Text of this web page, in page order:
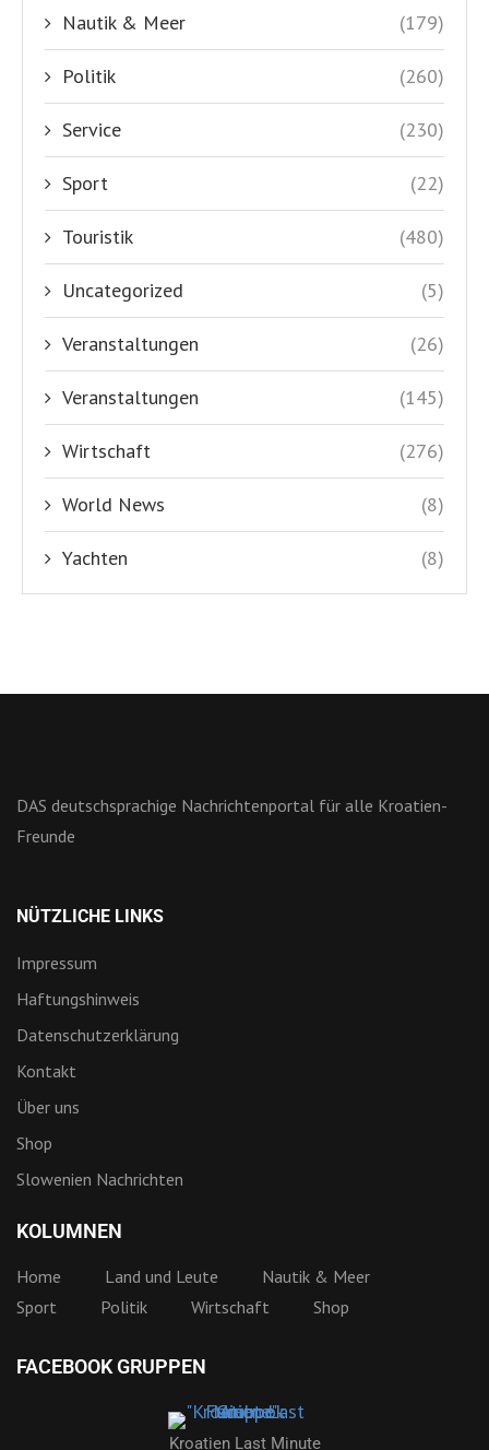
Nautik & Meer (179)
Politik (260)
Service (230)
Sport (22)
Touristik (480)
Uncategorized (5)
Veranstaltungen (26)
Veranstaltungen (145)
Wirtschaft (276)
World News (8)
Yachten (8)
DAS deutschsprachige Nachrichtenportal für alle Kroatien-
Freunde
NÜTZLICHE LINKS
Impressum
Haftungshinweis
Datenschutzerklärung
Kontakt
Über uns
Shop
Slowenien Nachrichten
KOLUMNEN
Home Land und Leute
Nautik & Meer
Sport
Politik Wirtschaft Shop
FACEBOOK GRUPPEN
Kroatien Last Minute